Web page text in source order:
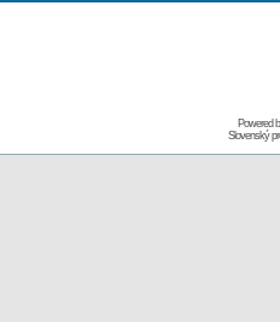
Powered
Slovenský